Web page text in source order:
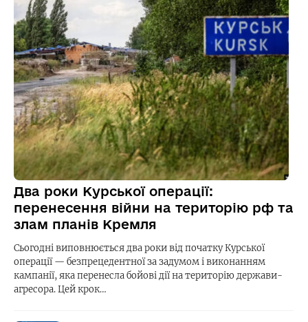
Два роки Курської операції:
перенесення війни на територію рф та
злам планів Кремля
Сьогодні виповнюється два роки від початку Курської
операції — безпрецедентної за задумом і виконанням
кампанії, яка перенесла бойові дії на територію держави-
агресора. Цей крок…